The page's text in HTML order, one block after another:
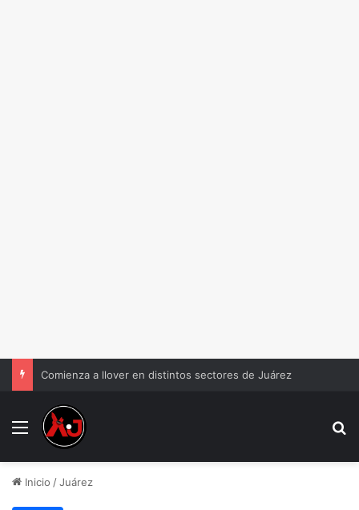
Comienza a llover en distintos sectores de Juárez
Menu
Inicio /Juárez